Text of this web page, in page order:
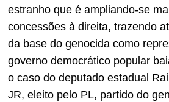
estranho que é ampliando-se
concessões à direita, trazendo
da base do genocida como
governo democrático popular
o caso do deputado estadual
JR, eleito pelo PL, partido do